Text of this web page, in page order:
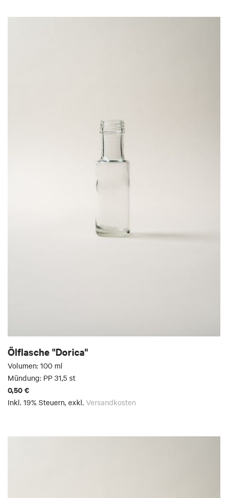
Ölflasche "Dorica"
Volumen: 100 ml
Mündung: PP 31,5 st
0,50 €
Inkl. 19% Steuern, exkl. Versandkosten